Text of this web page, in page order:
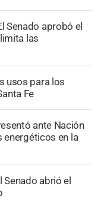
Senado aprobó el
las
usos para los
Fe
ante Nación
energéticos en la
Senado abrió el